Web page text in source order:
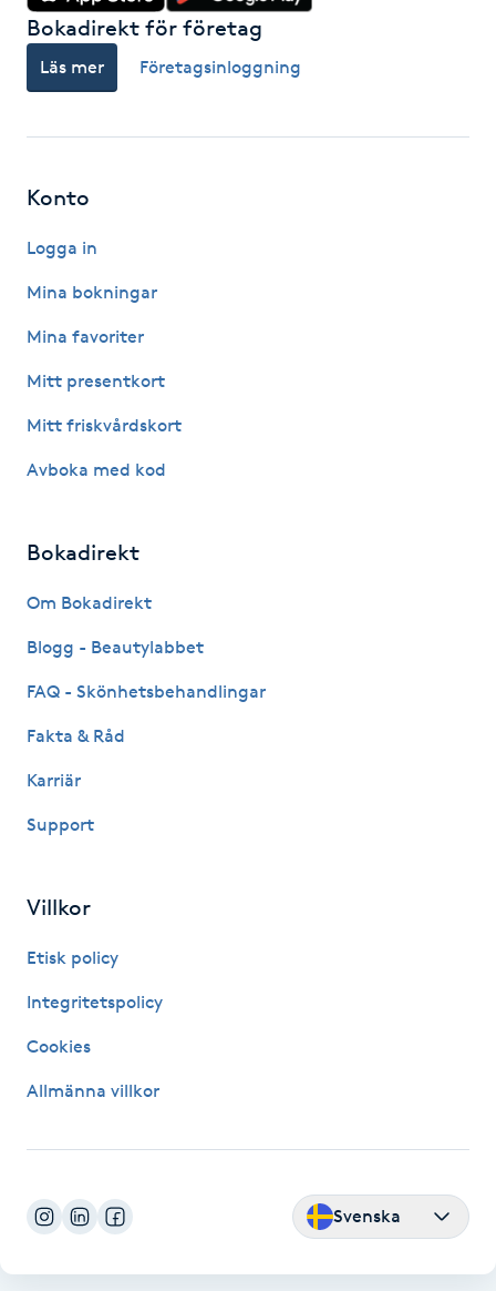
Gellack
Gellack med förstärkning
Gruppträning
Gua Sha-massage
H
Hatha Yoga
Healing
HIFU
Hollywood Peel
Huduppstramning
Hudvård
Hypnos
Bokadirekt för företag
Läs mer Företagsinloggning
Konto
Logga in
Mina bokningar
Mina favoriter
Mitt presentkort
Mitt friskvårdskort
Avboka med kod
Bokadirekt
Om Bokadirekt
Blogg - Beautylabbet
FAQ - Skönhetsbehandlingar
Fakta & Råd
Karriär
Support
Villkor
Etisk policy
Integritetspolicy
Cookies
Allmänna villkor
Svenska